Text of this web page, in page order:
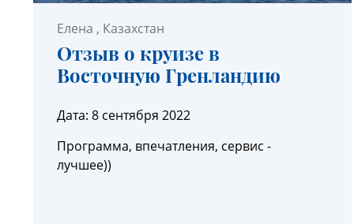
Елена , Казахстан
Отзыв о круизе в
Восточную Гренландию
Дата: 8 сентября 2022
Программа, впечатления, сервис -
лучшее))